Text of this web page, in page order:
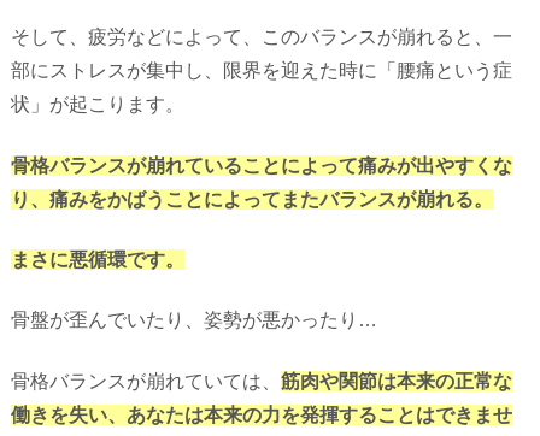
そして、疲労などによって、このバランスが崩れると、一
部にストレスが集中し、限界を迎えた時に「腰痛という症
状」が起こります。
骨格バランスが崩れていることによって痛みが出やすくな
り、痛みをかばうことによってまたバランスが崩れる。
まさに悪循環です。
骨盤が歪んでいたり、姿勢が悪かったり…
骨格バランスが崩れていては、 筋肉や関節は本来の正常な
働きを失い、あなたは本来の力を発揮することはできませ